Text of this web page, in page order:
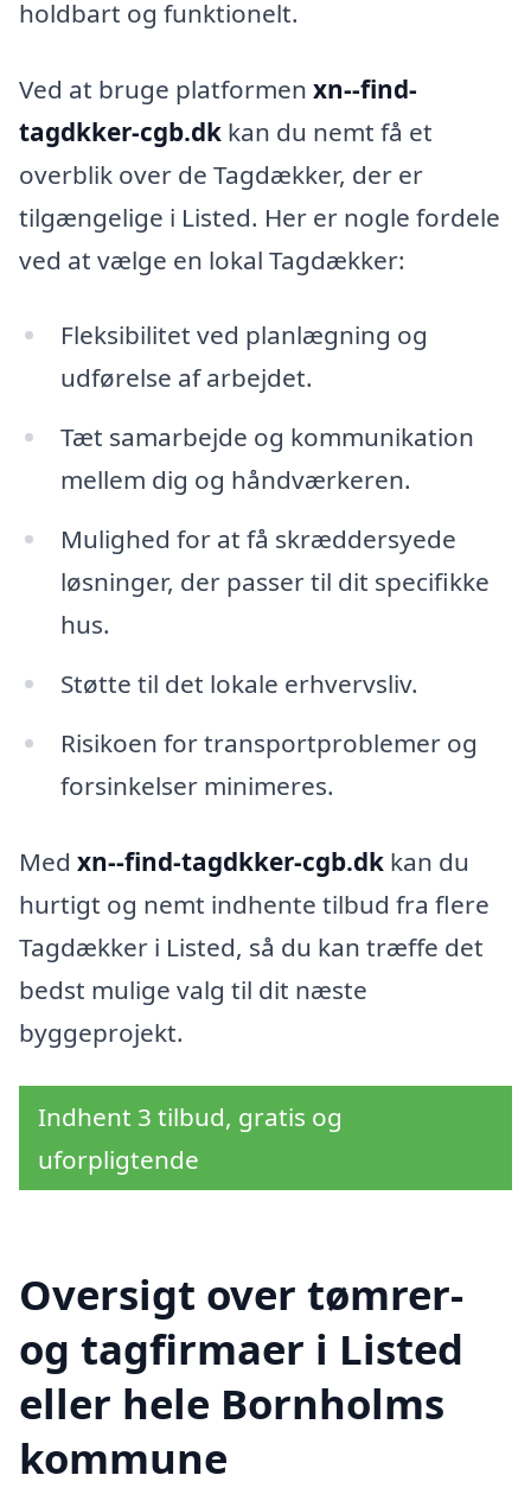
holdbart og funktionelt.
Ved at bruge platformen xn--find-
tagdkker-cgb.dk kan du nemt få et
overblik over de Tagdækker, der er
tilgængelige i Listed. Her er nogle fordele
ved at vælge en lokal Tagdækker:
Fleksibilitet ved planlægning og
udførelse af arbejdet.
Tæt samarbejde og kommunikation
mellem dig og håndværkeren.
Mulighed for at få skræddersyede
løsninger, der passer til dit specifikke
hus.
Støtte til det lokale erhvervsliv.
Risikoen for transportproblemer og
forsinkelser minimeres.
Med xn--find-tagdkker-cgb.dk kan du
hurtigt og nemt indhente tilbud fra flere
Tagdækker i Listed, så du kan træffe det
bedst mulige valg til dit næste
byggeprojekt.
Indhent 3 tilbud, gratis og
uforpligtende
Oversigt over tømrer-
og tagfirmaer i Listed
eller hele Bornholms
kommune